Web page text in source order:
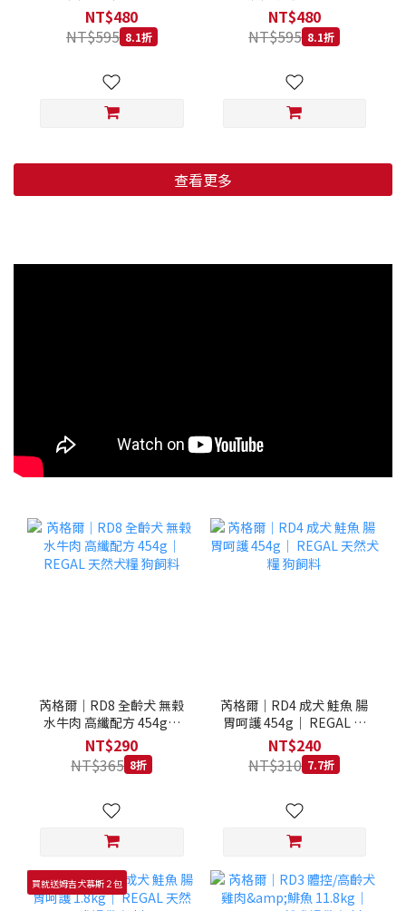
低穀鱈魚甜橙 小顆粒 800G
NT$480
NT$595 8.1折
羊肉藍莓 小顆粒 800G
NT$480
NT$595 8.1折
查看更多
芮格爾｜RD8 全齡犬 無榖
水牛肉 高纖配方 454g｜
REGAL 天然犬糧 狗飼料
NT$290
NT$365 8折
芮格爾｜RD4 成犬 鮭魚 腸
胃呵護 454g｜ REGAL 天
然犬糧 狗飼料
NT$240
NT$310 7.7折
買就送姆吉犬慕斯２包